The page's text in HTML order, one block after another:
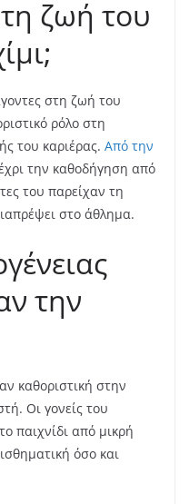
ζωή του
στη ζωή του
ρόλο στη
του καριέρας. Από την
την καθοδήγηση από
του παρείχαν τη
στο άθλημα.
την
καθοριστική στην
Οι γονείς του
παιχνίδι από μικρή
όσο και